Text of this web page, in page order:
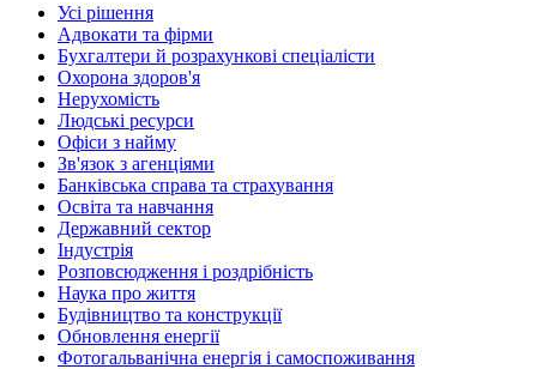
Усі рішення
Адвокати та фірми
Бухгалтери й розрахункові спеціалісти
Охорона здоров'я
Нерухомість
Людські ресурси
Офіси з найму
Зв'язок з агенціями
Банківська справа та страхування
Освіта та навчання
Державний сектор
Індустрія
Розповсюдження і роздрібність
Наука про життя
Будівництво та конструкції
Обновлення енергії
Фотогальванічна енергія і самоспоживання